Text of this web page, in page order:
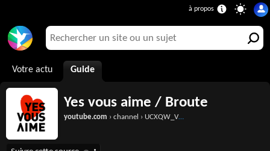
Votre actu Guide
Yes vous aime / Broute
youtube.com › channel › UCXQW_V8roJ1UBcJq-fNP1eQ